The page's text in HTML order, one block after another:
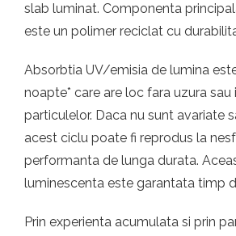
slab luminat. Componenta
este un polimer reciclat cu
Absorbtia UV/emisia de lumina
noapte* care are loc fara uzura sau
particulelor. Daca nu sunt avariate
acest ciclu poate fi reprodus la
performanta de lunga durata.
luminescenta este garantata timp
Prin experienta acumulata si prin